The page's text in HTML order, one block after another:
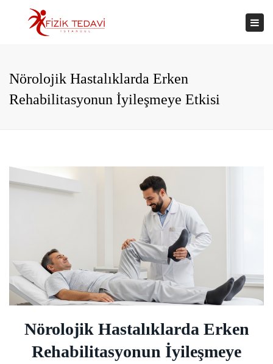
Nörolojik Hastalıklarda Erken
Rehabilitasyonun İyileşmeye Etkisi
Nörolojik Hastalıklarda Erken
Rehabilitasyonun İyileşmeye